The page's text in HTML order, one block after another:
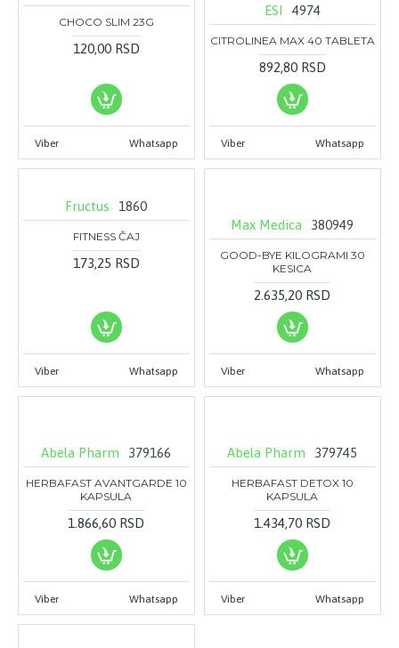
CHOCO SLIM 23G
120,00 RSD
Viber Whatsapp
ESI 4974
CITROLINEA MAX 40 TABLETA
892,80 RSD
Viber Whatsapp
Fructus 1860
FITNESS ČAJ
173,25 RSD
Viber Whatsapp
Max Medica 380949
GOOD-BYE KILOGRAMI 30
KESICA
2.635,20 RSD
Viber Whatsapp
Abela Pharm 379166
HERBAFAST AVANTGARDE 10
KAPSULA
1.866,60 RSD
Viber Whatsapp
Abela Pharm 379745
HERBAFAST DETOX 10
KAPSULA
1.434,70 RSD
Viber Whatsapp